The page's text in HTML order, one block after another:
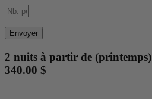
2 nuits à partir de (printemps)
340.00 $